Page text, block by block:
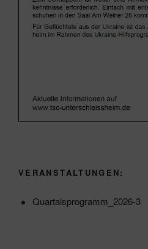
VERANSTALTUNGEN:
Quartalsprogramm_2026-3